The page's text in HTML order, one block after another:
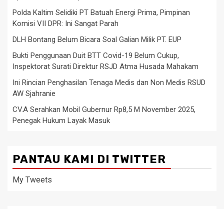
Polda Kaltim Selidiki PT Batuah Energi Prima, Pimpinan
Komisi VII DPR: Ini Sangat Parah
DLH Bontang Belum Bicara Soal Galian Milik PT. EUP
Bukti Penggunaan Duit BTT Covid-19 Belum Cukup,
Inspektorat Surati Direktur RSJD Atma Husada Mahakam
Ini Rincian Penghasilan Tenaga Medis dan Non Medis RSUD
AW Sjahranie
CV.A Serahkan Mobil Gubernur Rp8,5 M November 2025,
Penegak Hukum Layak Masuk
PANTAU KAMI DI TWITTER
My Tweets